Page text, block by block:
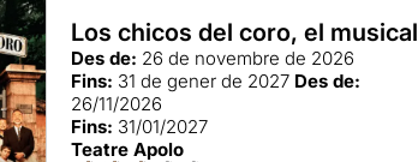
Los chicos del coro, el musical
Des de: 26 de novembre de 2026
Fins: 31 de gener de 2027 Des de:
26/11/2026
Fins: 31/01/2027
Teatre Apolo